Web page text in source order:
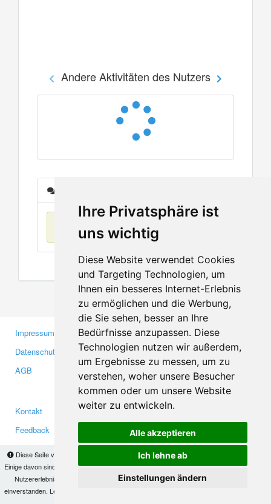
Ihre Privatsphäre ist
uns wichtig
Diese Website verwendet Cookies
und Targeting Technologien, um
Ihnen ein besseres Internet-Erlebnis
zu ermöglichen und die Werbung,
die Sie sehen, besser an Ihre
Bedürfnisse anzupassen. Diese
Technologien nutzen wir außerdem,
um Ergebnisse zu messen, um zu
verstehen, woher unsere Besucher
kommen oder um unsere Website
weiter zu entwickeln.
Alle akzeptieren
Ich lehne ab
Einstellungen ändern
Diese Seite verwendet Cookies, um Informationen auf Ihrem Computer zu speichern.
Einige davon sind notwendig, damit unsere Seite funktioniert, andere helfen uns dabei, das
Nutzererlebnis zu verbessern. Mit der Nutzung dieser Seite erklären Sie sich damit
einverstanden. Lesen Sie unsere
Andere Aktivitäten des Nutzers
Keine Einträge
Impressum
Datenschutzerklärung
AGB
Gewerbetreibende
Investoren
Medien
Kontakt
Feedback
Facebook
Twitter
YouTube
Google+